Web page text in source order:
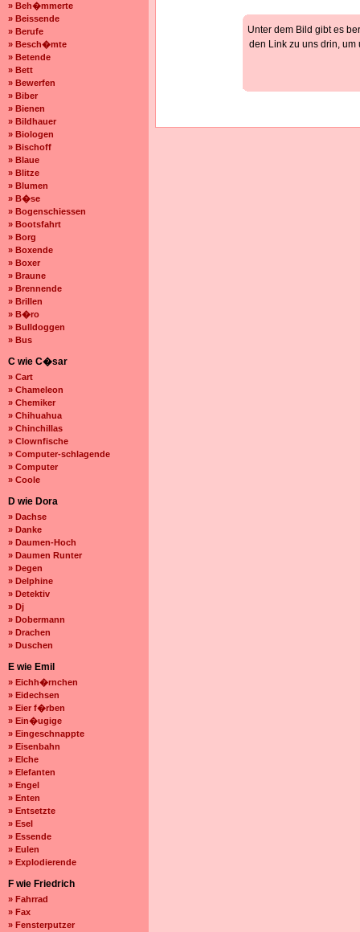
» Beh�mmerte
» Beissende
» Berufe
» Besch�mte
» Betende
» Bett
» Bewerfen
» Biber
» Bienen
» Bildhauer
» Biologen
» Bischoff
» Blaue
» Blitze
» Blumen
» B�se
» Bogenschiessen
» Bootsfahrt
» Borg
» Boxende
» Boxer
» Braune
» Brennende
» Brillen
» B�ro
» Bulldoggen
» Bus
C wie C�sar
» Cart
» Chameleon
» Chemiker
» Chihuahua
» Chinchillas
» Clownfische
» Computer-schlagende
» Computer
» Coole
D wie Dora
» Dachse
» Danke
» Daumen-Hoch
» Daumen Runter
» Degen
» Delphine
» Detektiv
» Dj
» Dobermann
» Drachen
» Duschen
E wie Emil
» Eichh�rnchen
» Eidechsen
» Eier f�rben
» Ein�ugige
» Eingeschnappte
» Eisenbahn
» Elche
» Elefanten
» Engel
» Enten
» Entsetzte
» Esel
» Essende
» Eulen
» Explodierende
F wie Friedrich
» Fahrrad
» Fax
» Fensterputzer
Unter dem Bild gibt es
den Link zu uns drin,